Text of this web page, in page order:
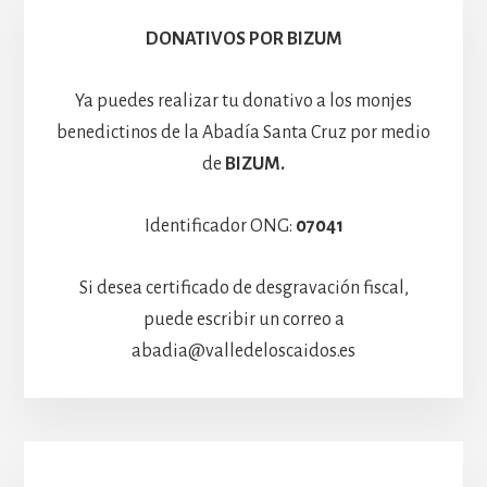
Hospedería
DONATIVOS POR BIZUM
Ya puedes realizar tu donativo a los monjes
benedictinos de la Abadía Santa Cruz por medio
de BIZUM.
Identificador ONG: 07041
Si desea certificado de desgravación fiscal,
puede escribir un correo a
abadia@valledeloscaidos.es